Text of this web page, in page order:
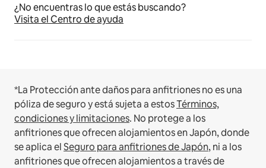
¿No encuentras lo que estás buscando?
Visita el Centro de ayuda
*La Protección ante daños para anfitriones no es una
póliza de seguro y está sujeta a estosTérminos,
condiciones y limitaciones. No protege a los
anfitriones que ofrecen alojamientos en Japón, donde
se aplica elSeguro para anfitriones de Japón, ni a los
anfitriones que ofrecen alojamientos a través de